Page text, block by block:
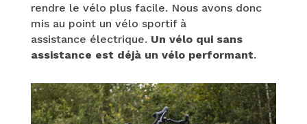
rendre le vélo plus facile. Nous avons donc
mis au point un vélo sportif à
assistance électrique. Un vélo qui sans
assistance est déjà un vélo performant.